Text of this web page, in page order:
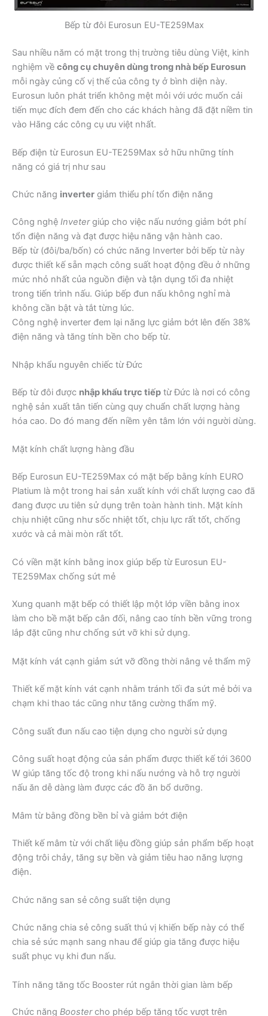
Bếp từ đôi Eurosun EU-TE259Max
Sau nhiều năm có mặt trong thị trường tiêu dùng Việt, kinh
nghiệm về công cụ chuyên dùng trong nhà bếp Eurosun
mỗi ngày củng cố vị thế của công ty ở bình diện này.
Eurosun luôn phát triển không mệt mỏi với ước muốn cải
tiến mục đích đem đến cho các khách hàng đã đặt niềm tin
vào Hãng các công cụ ưu việt nhất.
Bếp điện từ Eurosun EU-TE259Max sở hữu những tính
năng có giá trị như sau
Chức năng inverter giảm thiểu phí tổn điện năng
Công nghệ Invetergiúp cho việc nấu nướng giảm bớt phí
tổn điện năng và đạt được hiệu năng vận hành cao.
Bếp từ (đôi/ba/bốn) có chức năng Inverter bởi bếp từ này
được thiết kế sẵn mạch công suất hoạt động đều ở những
mức nhỏ nhất của nguồn điện và tận dụng tối đa nhiệt
trong tiến trình nấu. Giúp bếp đun nấu không nghỉ mà
không cần bật và tắt từng lúc.
Công nghệ inverter đem lại năng lực giảm bớt lên đến 38%
điện năng và tăng tính bền cho bếp từ.
Nhập khẩu nguyên chiếc từ Đức
Bếp từ đôi được nhập khẩu trực tiếp từ Đức là nơi có công
nghệ sản xuất tân tiến cùng quy chuẩn chất lượng hàng
hóa cao. Do đó mang đến niềm yên tâm lớn với người dùng.
Mặt kính chất lượng hàng đầu
Bếp Eurosun EU-TE259Max có mặt bếp bằng kính EURO
Platium là một trong hai sản xuất kính với chất lượng cao đã
đang được ưu tiên sử dụng trên toàn hành tinh. Mặt kính
chịu nhiệt cũng như sốc nhiệt tốt, chịu lực rất tốt, chống
xước và cả mài mòn rất tốt.
Có viền mặt kính bằng inox giúp bếp từ Eurosun EU-
TE259Max chống sứt mẻ
Xung quanh mặt bếp có thiết lập một lớp viền bằng inox
làm cho bề mặt bếp cân đối, nâng cao tính bền vững trong
lắp đặt cũng như chống sứt vỡ khi sử dụng.
Mặt kính vát cạnh giảm sứt vỡ đồng thời nâng vẻ thẩm mỹ
Thiết kế mặt kính vát cạnh nhằm tránh tối đa sứt mẻ bởi va
chạm khi thao tác cũng như tăng cường thẩm mỹ.
Công suất đun nấu cao tiện dụng cho người sử dụng
Công suất hoạt động của sản phẩm được thiết kế tới 3600
W giúp tăng tốc độ trong khi nấu nướng và hỗ trợ người
nấu ăn dễ dàng làm được các đồ ăn bổ dưỡng.
Mâm từ bằng đồng bền bỉ và giảm bớt điện
Thiết kế mâm từ với chất liệu đồng giúp sản phẩm bếp hoạt
động trôi chảy, tăng sự bền và giảm tiêu hao năng lượng
điện.
Chức năng san sẻ công suất tiện dụng
Chức năng chia sẻ công suất thú vị khiến bếp này có thể
chia sẻ sức mạnh sang nhau để giúp gia tăng được hiệu
suất phục vụ khi đun nấu.
Tính năng tăng tốc Booster rút ngắn thời gian làm bếp
Chức năng Boostercho phép bếp tăng tốc vượt trên